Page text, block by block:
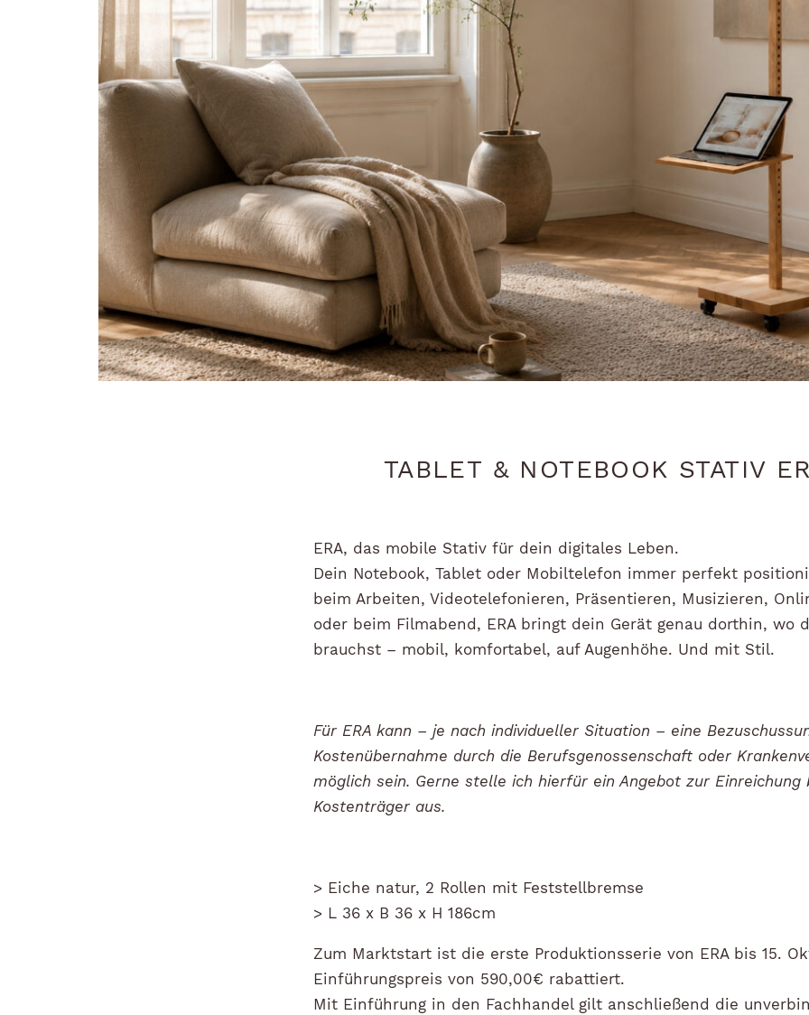
TABLET & NOTEBOOK STATIV
ERA, das mobile Stativ für dein digitales Leben.
Dein Notebook, Tablet oder Mobiltelefon immer perfekt
beim Arbeiten, Videotelefonieren, Präsentieren, Musizieren,
oder beim Filmabend, ERA bringt dein Gerät genau dorthin, wo
brauchst – mobil, komfortabel, auf Augenhöhe. Und mit Stil.
Für ERA kann – je nach individueller Situation – eine
Kostenübernahme durch die Berufsgenossenschaft oder
möglich sein. Gerne stelle ich hierfür ein Angebot zur Einreichung
Kostenträger aus.
> Eiche natur, 2 Rollen mit Feststellbremse
> L 36 x B 36 x H 186cm
Zum Marktstart ist die erste Produktionsserie von ERA bis 15.
Einführungspreis von 590,00€ rabattiert.
Mit Einführung in den Fachhandel gilt anschließend die